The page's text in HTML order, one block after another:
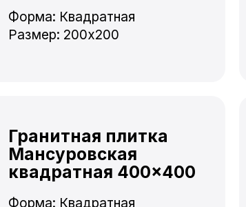
Форма: Квадратная
Размер: 200x200
Гранитная плитка
Мансуровская
квадратная 400×400
Форма: Квадратная